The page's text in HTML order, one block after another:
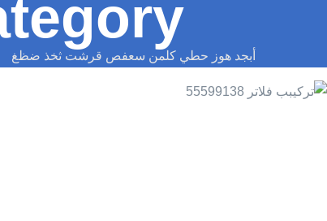
أبجد هوز حطي كلمن سعفص قرشت ثخذ ضظغ